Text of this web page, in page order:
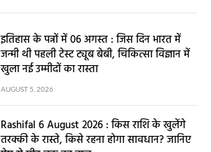
इतिहास के पन्नों में 06 अगस्त : जिस दिन भारत में
जन्मी थी पहली टेस्ट ट्यूब बेबी, चिकित्सा विज्ञान में
खुला नई उम्मीदों का रास्ता
AUGUST 5, 2026
Rashifal 6 August 2026 : किस राशि के खुलेंगे
तरक्की के रास्ते, किसे रहना होगा सावधान? जानिए